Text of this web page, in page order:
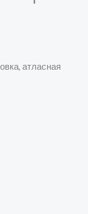
атласная